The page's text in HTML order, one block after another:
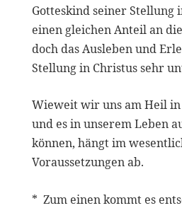
Gotteskind seiner Stellung
einen gleichen Anteil an
doch das Ausleben und
Stellung in Christus sehr
Wieweit wir uns am Heil
und es in unserem Leben
können, hängt im
Voraussetzungen ab.
* Zum einen kommt es